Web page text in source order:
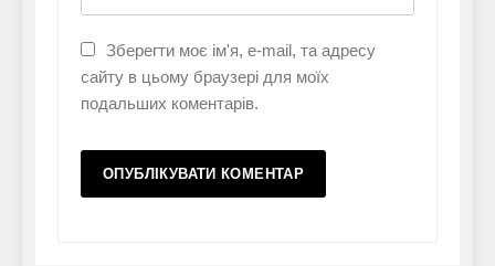
Зберегти моє ім'я, e-mail, та адресу
сайту в цьому браузері для моїх
подальших коментарів.